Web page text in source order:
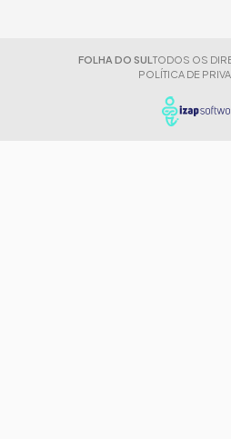
FOLHA DO SUL TODOS OS
POLÍTICA DE